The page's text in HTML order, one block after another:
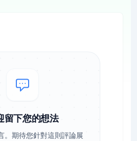
留下您的想法
。期待您針對這則評論展